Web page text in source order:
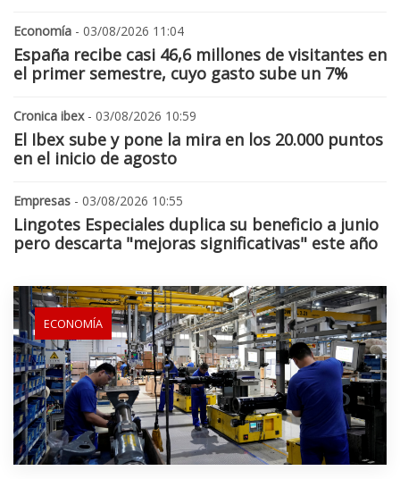
Economía - 03/08/2026 11:04
España recibe casi 46,6 millones de visitantes en
el primer semestre, cuyo gasto sube un 7%
Cronica ibex- 03/08/2026 10:59
El Ibex sube y pone la mira en los 20.000 puntos
en el inicio de agosto
Empresas - 03/08/2026 10:55
Lingotes Especiales duplica su beneficio a junio
pero descarta "mejoras significativas" este año
ECONOMÍA